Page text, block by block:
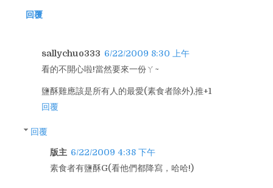
回覆
sallychuo333 6/22/2009 8:30 上午
看的不開心啦!當然要來一份ㄚ~
鹽酥雞應該是所有人的最愛(素食者除外),推+1
回覆
回覆
版主 6/22/2009 4:38 下午
素食者有鹽酥G(看他們都降寫，哈哈!)